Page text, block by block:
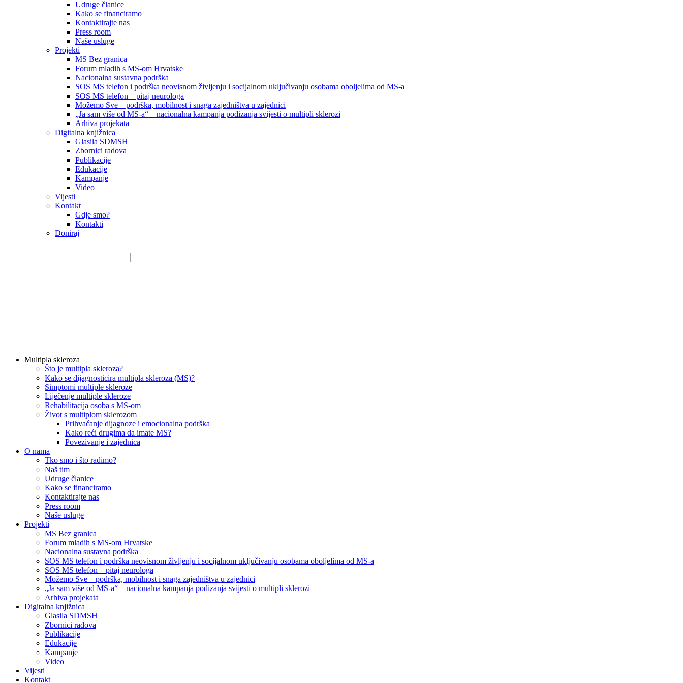
Udruge članice
Kako se financiramo
Kontaktirajte nas
Press room
Naše usluge
Projekti
MS Bez granica
Forum mladih s MS-om Hrvatske
Nacionalna sustavna podrška
SOS MS telefon i podrška neovisnom življenju i socijalnom uključivanju osobama oboljelima od MS-a
SOS MS telefon – pitaj neurologa
Možemo Sve – podrška, mobilnost i snaga zajedništva u zajednici
„Ja sam više od MS-a“ – nacionalna kampanja podizanja svijesti o multipli sklerozi
Arhiva projekata
Digitalna knjižnica
Glasila SDMSH
Zbornici radova
Publikacije
Edukacije
Kampanje
Video
Vijesti
Kontakt
Gdje smo?
Kontakti
Doniraj
Multipla skleroza
Što je multipla skleroza?
Kako se dijagnosticira multipla skleroza (MS)?
Simptomi multiple skleroze
Liječenje multiple skleroze
Rehabilitacija osoba s MS-om
Život s multiplom sklerozom
Prihvaćanje dijagnoze i emocionalna podrška
Kako reći drugima da imate MS?
Povezivanje i zajednica
O nama
Tko smo i što radimo?
Naš tim
Udruge članice
Kako se financiramo
Kontaktirajte nas
Press room
Naše usluge
Projekti
MS Bez granica
Forum mladih s MS-om Hrvatske
Nacionalna sustavna podrška
SOS MS telefon i podrška neovisnom življenju i socijalnom uključivanju osobama oboljelima od MS-a
SOS MS telefon – pitaj neurologa
Možemo Sve – podrška, mobilnost i snaga zajedništva u zajednici
„Ja sam više od MS-a“ – nacionalna kampanja podizanja svijesti o multipli sklerozi
Arhiva projekata
Digitalna knjižnica
Glasila SDMSH
Zbornici radova
Publikacije
Edukacije
Kampanje
Video
Vijesti
Kontakt